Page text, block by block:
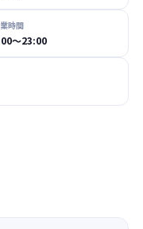
時間
〜23:00